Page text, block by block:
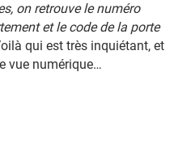
on retrouve le numéro
et le code de la porte
qui est très inquiétant, et
vue numérique…